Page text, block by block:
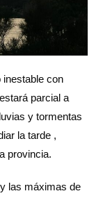
inestable con
parcial a
y tormentas
la tarde ,
provincia.
las máximas de